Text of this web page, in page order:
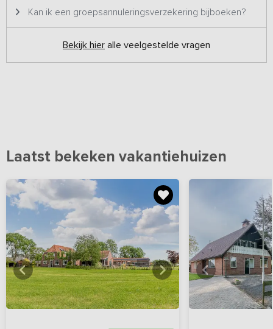
Kan ik een groepsannuleringsverzekering bijboeken?
Bekijk hier alle veelgestelde vragen
Laatst bekeken vakantiehuizen
Bekijkhieralle foto's Bekijk